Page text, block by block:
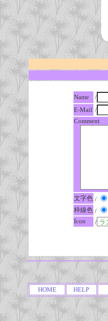
Name
/
E-Mail /
Comment
文字色 /
枠線色 /
Icon
/
HOME HELP